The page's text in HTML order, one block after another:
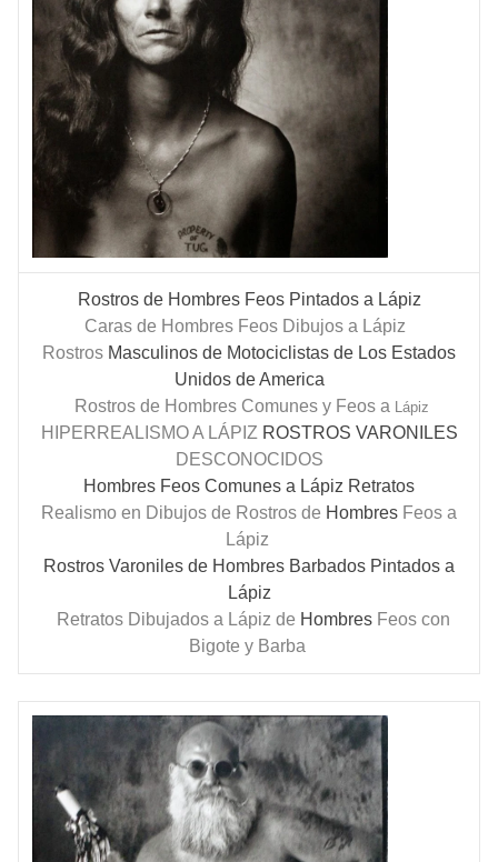
Rostros de Hombres Feos Pintados a Lápiz
Caras de Hombres Feos Dibujos a Lápiz
Rostros Masculinos de Motociclistas de Los Estados
Unidos de America
Rostros de Hombres Comunes y Feos a Lápiz
HIPERREALISMO A LÁPIZ ROSTROS VARONILES
DESCONOCIDOS
Hombres Feos Comunes a Lápiz Retratos
Realismo en Dibujos de Rostros de Hombres Feos a
Lápiz
Rostros Varoniles de Hombres Barbados Pintados a
Lápiz
Retratos Dibujados a Lápiz de Hombres Feos con
Bigote y Barba